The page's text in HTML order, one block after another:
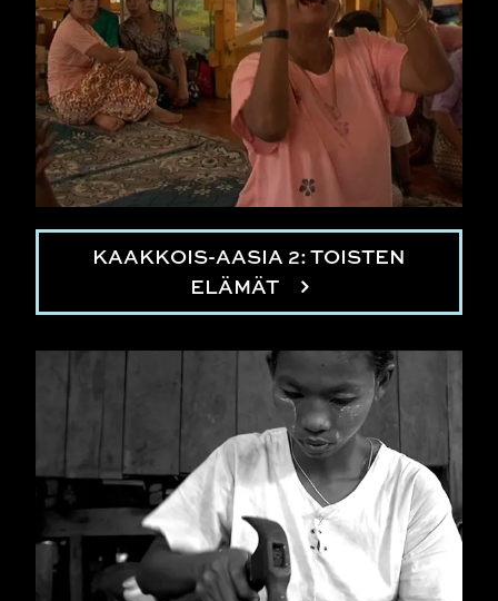
KAAKKOIS-AASIA 2: TOISTEN
ELÄMÄT